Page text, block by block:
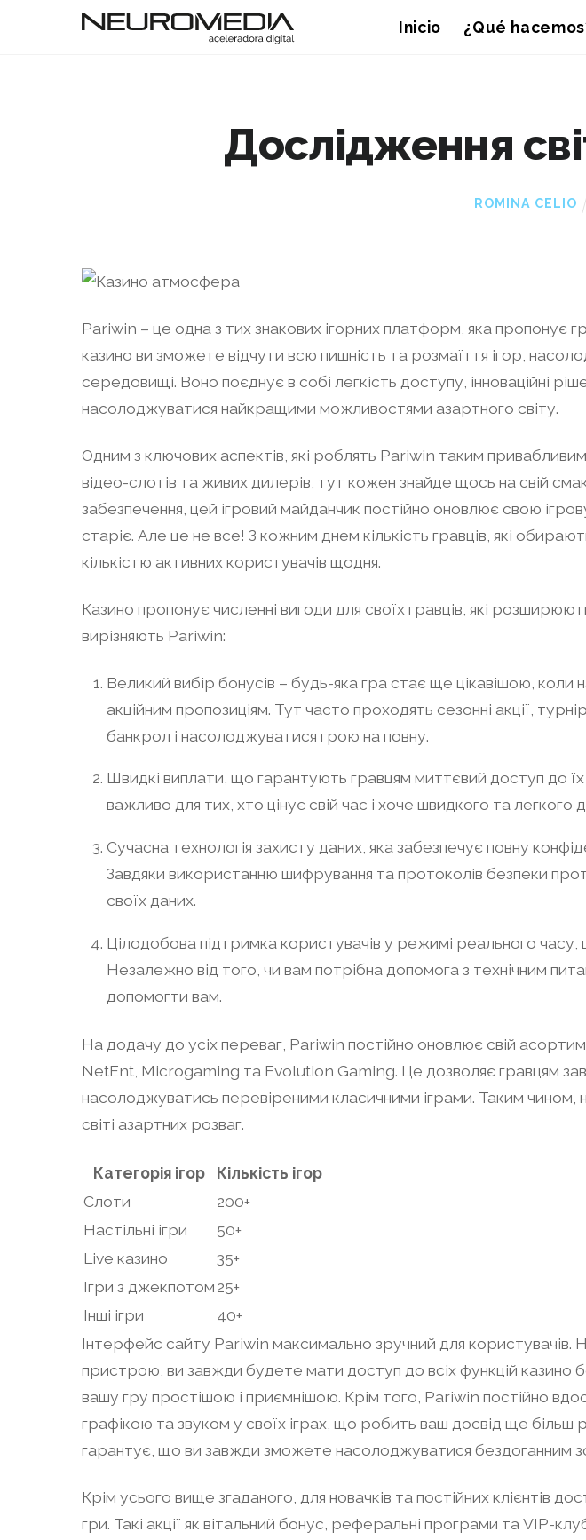
Inicio ¿Qué
Дослідження
ROMINA CELIO
Pariwin – це одна з тих знакових ігорних платформ, яка пропонує
казино ви зможете відчути всю пишність та розмаїття ігор,
середовищі. Воно поєднує в собі легкість доступу, інноваційні
насолоджуватися найкращими можливостями азартного світу.
Одним з ключових аспектів, які роблять Pariwin таким
відео-слотів та живих дилерів, тут кожен знайде щось на свій
забезпечення, цей ігровий майданчик постійно оновлює свою
старіє. Але це не все! З кожним днем кількість гравців, які
кількістю активних користувачів щодня.
Казино пропонує численні вигоди для своїх гравців, які
вирізняють Pariwin:
Великий вибір бонусів – будь-яка гра стає ще цікавішою, коли
акційним пропозиціям. Тут часто проходять сезонні акції,
банкрол і насолоджуватися грою на повну.
Швидкі виплати, що гарантують гравцям миттєвий доступ до
важливо для тих, хто цінує свій час і хоче швидкого та легкого
Сучасна технологія захисту даних, яка забезпечує повну
Завдяки використанню шифрування та протоколів безпеки
своїх даних.
Цілодобова підтримка користувачів у режимі реального
Незалежно від того, чи вам потрібна допомога з технічним
допомогти вам.
На додачу до усіх переваг, Pariwin постійно оновлює свій
NetEnt, Microgaming та Evolution Gaming. Це дозволяє гравцям
насолоджуватись перевіреними класичними іграми. Таким чином,
світі азартних розваг.
Категорія ігор
Кількість ігор
Слоти
200+
Настільні ігри
50+
Live казино
35+
Ігри з джекпотом25+
Інші ігри
40+
Інтерфейс сайту Pariwin максимально зручний для користувачів.
пристрою, ви завжди будете мати доступ до всіх функцій казино
вашу гру простішою і приємнішою. Крім того, Pariwin постійно
графікою та звуком у своїх іграх, що робить ваш досвід ще
гарантує, що ви завжди зможете насолоджуватися бездоганним
Крім усього вище згаданого, для новачків та постійних клієнтів
гри. Такі акції як вітальний бонус, реферальні програми та VIP-